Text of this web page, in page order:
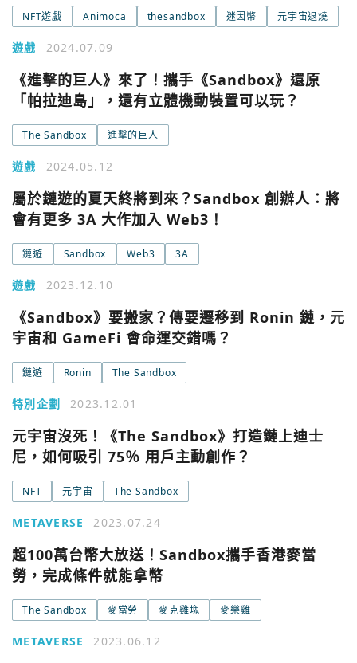
NFT遊戲 Animoca thesandbox 迷因幣 元宇宙退燒
遊戲 2024.07.09
《進擊的巨人》來了！攜手《Sandbox》還原
「帕拉迪島」，還有立體機動裝置可以玩？
The Sandbox 進擊的巨人
遊戲 2024.05.12
屬於鏈遊的夏天終將到來？Sandbox 創辦人：將
會有更多 3A 大作加入 Web3！
鏈遊 Sandbox Web3 3A
遊戲 2023.12.10
《Sandbox》要搬家？傳要遷移到 Ronin 鏈，元
宇宙和 GameFi 會命運交錯嗎？
鏈遊 Ronin The Sandbox
特別企劃 2023.12.01
元宇宙沒死！《The Sandbox》打造鏈上迪士
尼，如何吸引 75％ 用戶主動創作？
NFT 元宇宙 The Sandbox
METAVERSE 2023.07.24
超100萬台幣大放送！Sandbox攜手香港麥當
勞，完成條件就能拿幣
The Sandbox 麥當勞 麥克雞塊 麥樂雞
METAVERSE 2023.06.12
今日熱門
Google
Apple
Email
您已閒置5分鐘，請點擊關閉按鈕或空白處，即可回到加密
城市
今日熱門
關閉